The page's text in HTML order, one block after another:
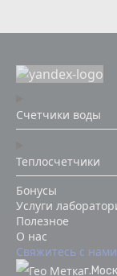
Счетчики воды
Теплосчетчики
Бонусы
Услуги
Полезное
О нас
Свяжитесь с нами